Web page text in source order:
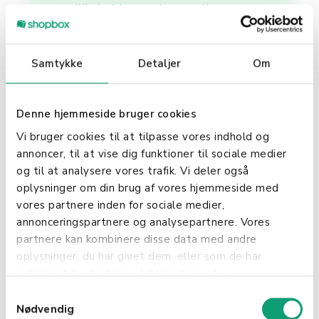
Samtykke Detaljer Om
Denne hjemmeside bruger cookies
Vi bruger cookies til at tilpasse vores indhold og
annoncer, til at vise dig funktioner til sociale medier
og til at analysere vores trafik. Vi deler også
oplysninger om din brug af vores hjemmeside med
vores partnere inden for sociale medier,
annonceringspartnere og analysepartnere. Vores
partnere kan kombinere disse data med andre
oplysninger, du har givet dem, eller som de har
Nødvendig
vedlikeholde en robust online
tilstedeværelse. Det brukes ikke
bare til å bygge nettsteder, men
også til å implementere og
kommer ofte med SEO-vennlige
med å forbedre deres synlighet på
nettet og tiltrekke seg mer trafikk.
Skreddersydd Innhold
og Brukeropplevelse
Videre muliggjør CMS
engasjerende brukeropplevelser.